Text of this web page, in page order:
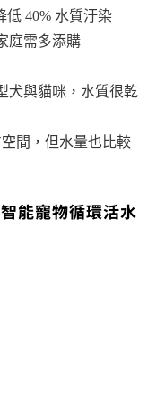
低 40% 水質汙染
庭需多添購
犬與貓咪，水質很乾
間，但水量也比較
能寵物循環活水